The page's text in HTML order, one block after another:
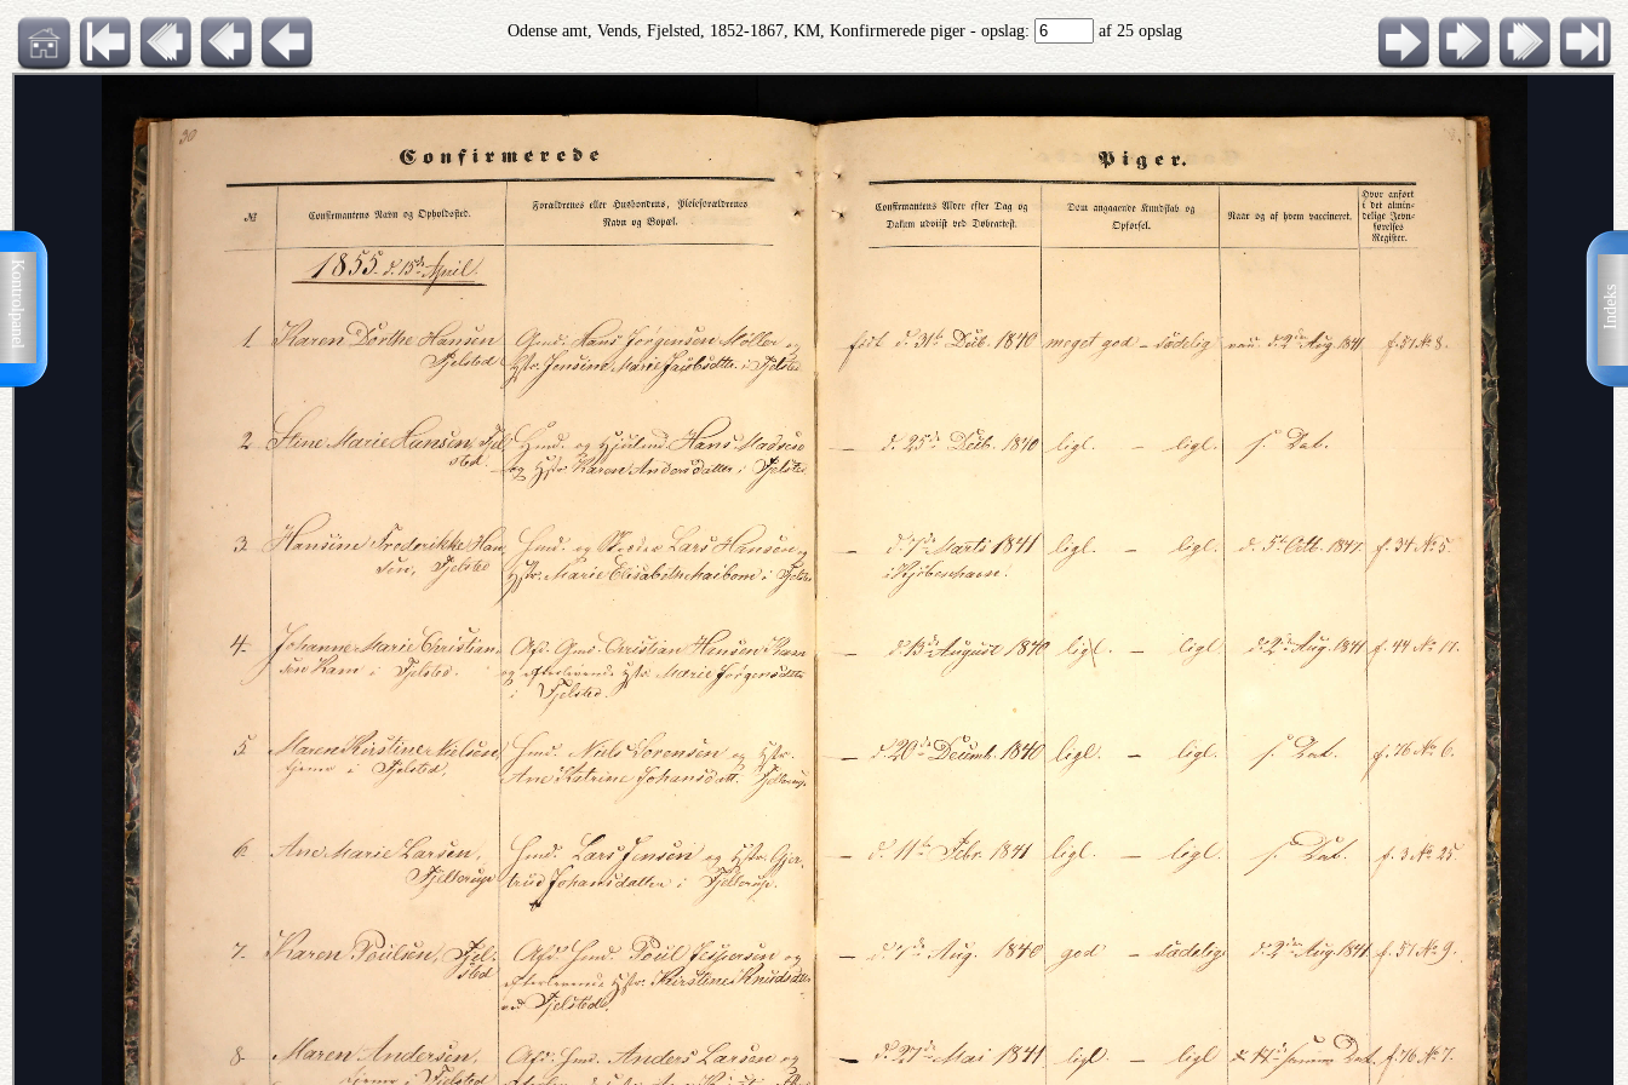
Indeks
Kontrolpanel
Odense amt, Vends, Fjelsted, 1852-1867, KM, Konfirmerede piger - opslag: af 25 opslag